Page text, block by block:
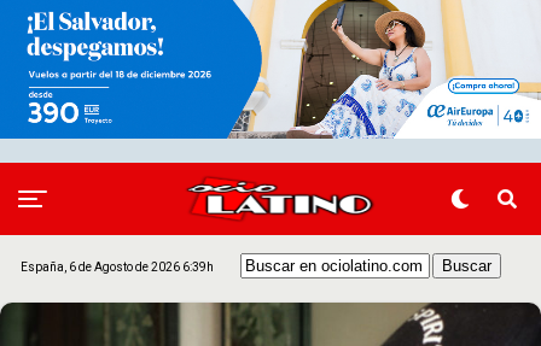
España, 6 de Agosto de 2026 6:39h